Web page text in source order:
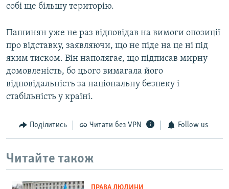
собі ще більшу територію.
Пашинян уже не раз відповідав на вимоги опозиції
про відставку, заявляючи, що не піде на це ні під
яким тиском. Він наполягає, що підписав мирну
домовленість, бо цього вимагала його
відповідальність за національну безпеку і
стабільність у країні.
Поділитись Читати без VPN Follow us
Читайте також